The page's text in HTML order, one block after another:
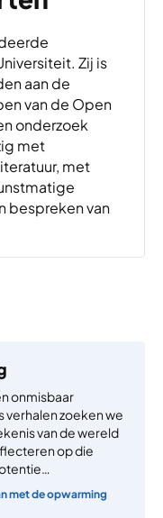
Zij is
aan de
van de Open
onderzoek
met
met
bespreken van
onmisbaar
verhalen zoeken we
van de wereld
op die
met de opwarming